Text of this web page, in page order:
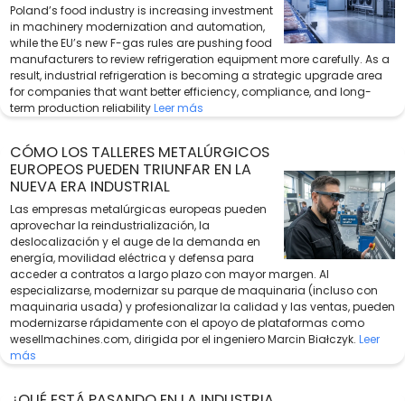
Poland’s food industry is increasing investment
in machinery modernization and automation,
while the EU’s new F-gas rules are pushing food
manufacturers to review refrigeration equipment more carefully. As a
result, industrial refrigeration is becoming a strategic upgrade area
for companies that want better efficiency, compliance, and long-
term production reliabilityLeer más
CÓMO LOS TALLERES METALÚRGICOS
EUROPEOS PUEDEN TRIUNFAR EN LA
NUEVA ERA INDUSTRIAL
Las empresas metalúrgicas europeas pueden
aprovechar la reindustrialización, la
deslocalización y el auge de la demanda en
energía, movilidad eléctrica y defensa para
acceder a contratos a largo plazo con mayor margen. Al
especializarse, modernizar su parque de maquinaria (incluso con
maquinaria usada) y profesionalizar la calidad y las ventas, pueden
modernizarse rápidamente con el apoyo de plataformas como
wesellmachines.com, dirigida por el ingeniero Marcin Białczyk. Leer
más